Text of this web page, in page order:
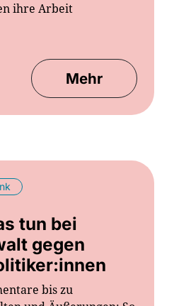
ihre Arbeit
Mehr
tun bei
gegen
bis zu